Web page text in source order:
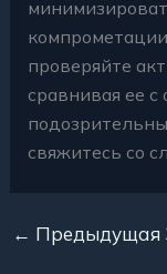
проверяйте
сравнивая ее
свяжитесь со
← Предыдущая